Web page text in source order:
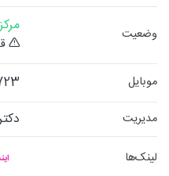
وضعیت
موبایل
مدیریت
لینک‌ها